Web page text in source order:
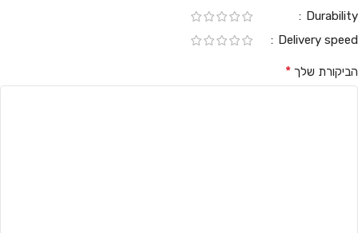
Durability
Delivery speed
הביקורת שלך *